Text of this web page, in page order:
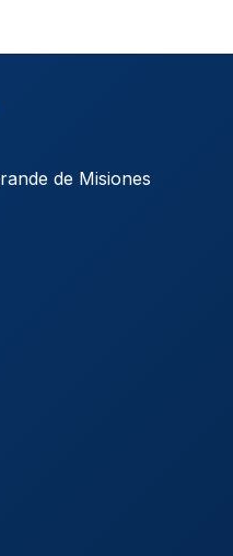
de Misiones